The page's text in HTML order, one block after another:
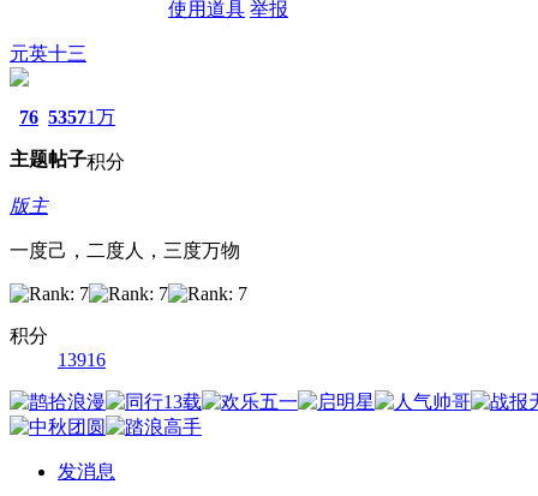
使用道具 举报
元英十三
76
主题
5357
帖子
1万
积分
版主
一度己，二度人，三度万物
积分
13916
发消息